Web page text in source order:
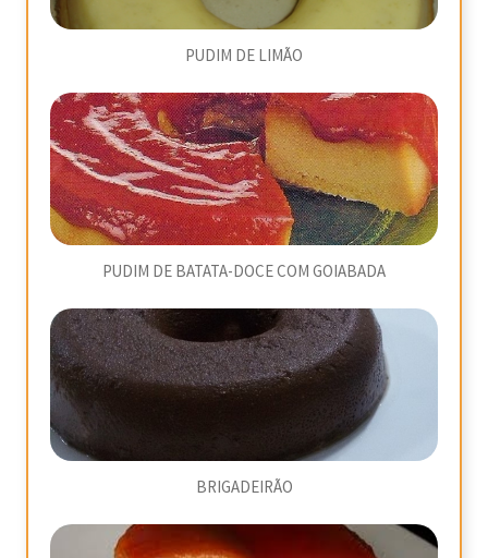
PUDIM DE LIMÃO
PUDIM DE BATATA-DOCE COM GOIABADA
BRIGADEIRÃO